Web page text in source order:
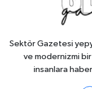
Sektör Gazetesi
ve modernizmi
insanlara